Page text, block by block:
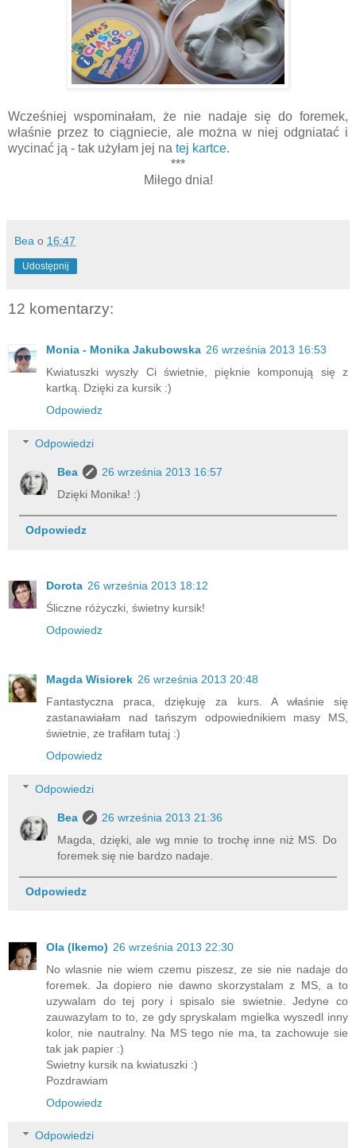
Wcześniej wspominałam, że nie nadaje się do foremek,
właśnie przez to ciągniecie, ale można w niej odgniatać i
wycinać ją - tak użyłam jej na tej kartce.
***
Miłego dnia!
Bea o 16:47
Udostępnij
12 komentarzy:
Monia - Monika Jakubowska 26 września 2013 16:53
Kwiatuszki wyszły Ci świetnie, pięknie komponują się z
kartką. Dzięki za kursik :)
Odpowiedz
Odpowiedzi
Bea
26 września 2013 16:57
Dzięki Monika! :)
Odpowiedz
Dorota 26 września 2013 18:12
Śliczne różyczki, świetny kursik!
Odpowiedz
Magda Wisiorek 26 września 2013 20:48
Fantastyczna praca, dziękuję za kurs. A właśnie się
zastanawiałam nad tańszym odpowiednikiem masy MS,
świetnie, ze trafiłam tutaj :)
Odpowiedz
Odpowiedzi
Bea
26 września 2013 21:36
Magda, dzięki, ale wg mnie to trochę inne niż MS. Do
foremek się nie bardzo nadaje.
Odpowiedz
Ola (Ikemo) 26 września 2013 22:30
No wlasnie nie wiem czemu piszesz, ze sie nie nadaje do
foremek. Ja dopiero nie dawno skorzystalam z MS, a to
uzywalam do tej pory i spisalo sie swietnie. Jedyne co
zauwazylam to to, ze gdy spryskalam mgielka wyszedl inny
kolor, nie nautralny. Na MS tego nie ma, ta zachowuje sie
tak jak papier :)
Swietny kursik na kwiatuszki :)
Pozdrawiam
Odpowiedz
Odpowiedzi